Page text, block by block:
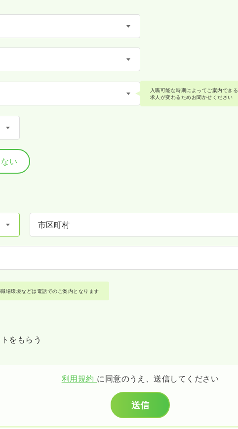
入職可能な時期によってご案内できる
求人が変わるためお聞かせください
い
場環境などは電話でのご案内となります
をもらう
利用規約 に同意のうえ、送信してください
送信